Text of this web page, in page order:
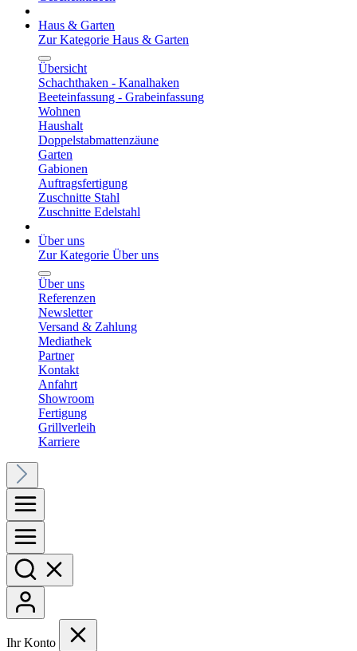
Haus & Garten
Zur Kategorie Haus & Garten
Übersicht
Schachthaken - Kanalhaken
Beeteinfassung - Grabeinfassung
Wohnen
Haushalt
Doppelstabmattenzäune
Garten
Gabionen
Auftragsfertigung
Zuschnitte Stahl
Zuschnitte Edelstahl
Über uns
Zur Kategorie Über uns
Über uns
Referenzen
Newsletter
Versand & Zahlung
Mediathek
Partner
Kontakt
Anfahrt
Showroom
Fertigung
Grillverleih
Karriere
Ihr Konto